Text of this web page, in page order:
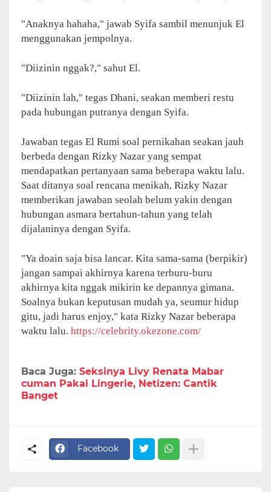
"Anaknya hahaha," jawab Syifa sambil menunjuk El
menggunakan jempolnya.
"Diizinin nggak?," sahut El.
"Diizinin lah," tegas Dhani, seakan memberi restu
pada hubungan putranya dengan Syifa.
Jawaban tegas El Rumi soal pernikahan seakan jauh
berbeda dengan Rizky Nazar yang sempat
mendapatkan pertanyaan sama beberapa waktu lalu.
Saat ditanya soal rencana menikah, Rizky Nazar
memberikan jawaban seolah belum yakin dengan
hubungan asmara bertahun-tahun yang telah
dijalaninya dengan Syifa.
"Ya doain saja bisa lancar. Kita sama-sama (berpikir)
jangan sampai akhirnya karena terburu-buru
akhirnya kita nggak mikirin ke depannya gimana.
Soalnya bukan keputusan mudah ya, seumur hidup
gitu, jadi harus enjoy," kata Rizky Nazar beberapa
waktu lalu. https://celebrity.okezone.com/
Baca Juga: Seksinya Livy Renata Mabar
cuman Pakai Lingerie, Netizen: Cantik
Banget
Facebook